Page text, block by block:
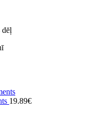
dēļ
19.89€